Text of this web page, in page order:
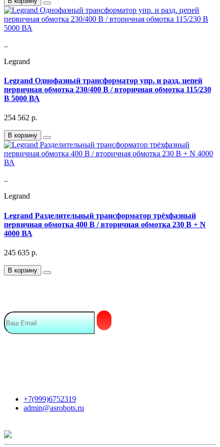
..
Legrand
Legrand Однофазный трансформатор упр. и разд. цепей
первичная обмотка 230/400 В / вторичная обмотка 115/230
В 5000 ВА
254 562 р.
В корзину
..
Legrand
Legrand Разделительный трансформатор трёхфазный
первичная обмотка 400 В / вторичная обмотка 230 В + N
4000 ВА
245 635 р.
В корзину
+7(999)6752319
admin@asrobots.ru